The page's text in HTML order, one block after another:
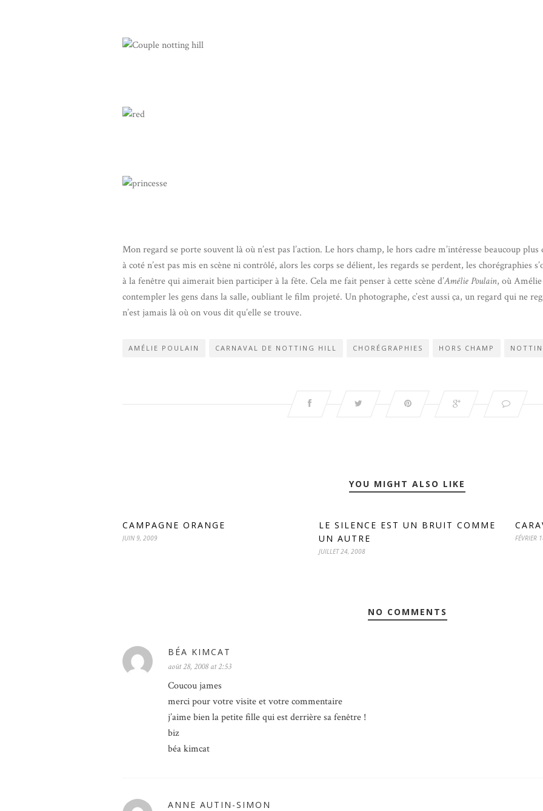
Mon regard se porte souvent là où n’est pas l’action. Le hors champ, le hors cadre m’intéresse beaucoup
à coté n’est pas mis en scène ni contrôlé, alors les corps se délient, les regards se perdent, les chorégraphies
à la fenêtre qui aimerait bien participer à la fête. Cela me fait penser à cette scène d’Amélie Poulain, où
contempler les gens dans la salle, oubliant le film projeté. Un photographe, c’est aussi ça, un regard qui ne
n’est jamais là où on vous dit qu’elle se trouve.
AMÉLIE POULAIN CARNAVAL DE NOTTING HILL CHORÉGRAPHIES HORS CHAMP
YOU MIGHT ALSO LIKE
CAMPAGNE ORANGE
JUIN 9, 2009
LE SILENCE EST UN BRUIT COMME
UN AUTRE
JUILLET 24, 2008
FÉVRIER
NO COMMENTS
BÉA KIMCAT
août 28, 2008 at 2:53
Coucou james
merci pour votre visite et votre commentaire
j’aime bien la petite fille qui est derrière sa fenêtre !
biz
béa kimcat
ANNE AUTIN-SIMON